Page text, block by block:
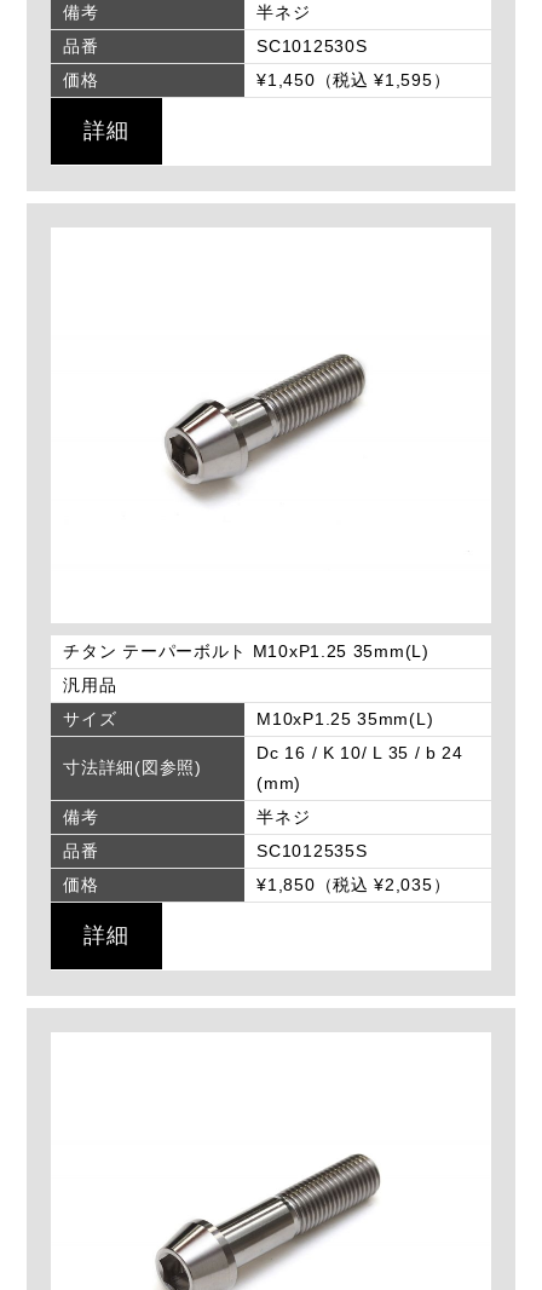
備考
半ネジ
品番
SC1012530S
価格
¥1,450（税込 ¥1,595）
詳細
チタン テーパーボルト M10xP1.25 35mm(L)
汎用品
サイズ
M10xP1.25 35mm(L)
寸法詳細(図参照)
Dc 16 / K 10/ L 35 / b 24
(mm)
備考
半ネジ
品番
SC1012535S
価格
¥1,850（税込 ¥2,035）
詳細